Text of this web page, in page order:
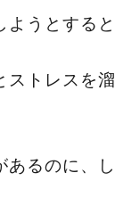
うとする
ストレスを
るのに、